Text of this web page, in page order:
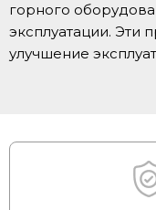
горного
эксплуатации. Эти
улучшение